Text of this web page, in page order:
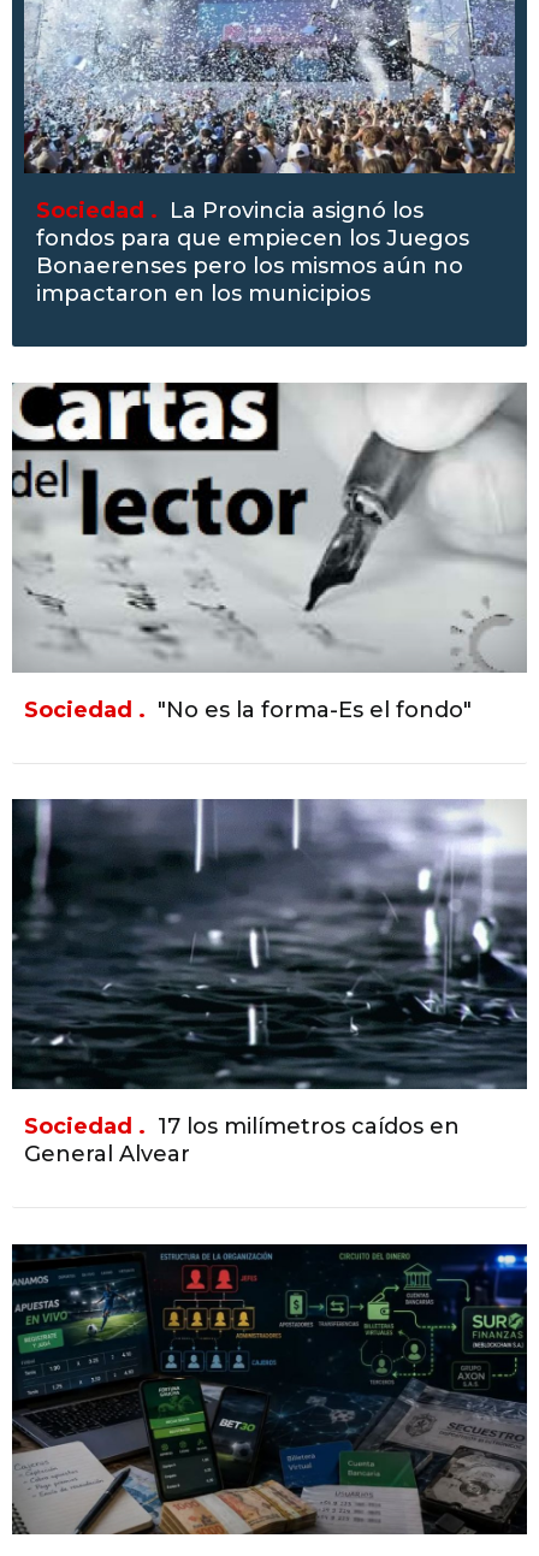
Sociedad . La Provincia asignó los
fondos para que empiecen los Juegos
Bonaerenses pero los mismos aún no
impactaron en los municipios
Sociedad . "No es la forma-Es el fondo"
Sociedad . 17 los milímetros caídos en
General Alvear